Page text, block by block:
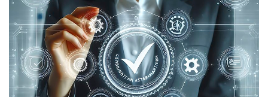
Слушателям
Партнерам